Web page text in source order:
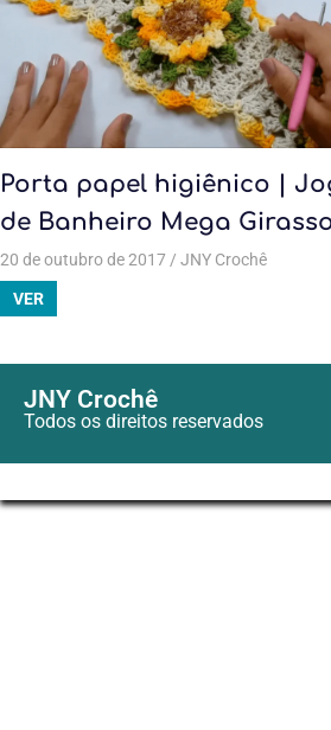
Porta papel higiênico |
de Banheiro Mega
20 de outubro de 2017 JNY CrochêTodas
VER
JNY Crochê
Todos os direitos reservados